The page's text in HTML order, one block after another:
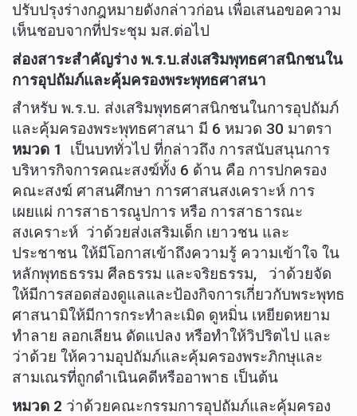
ปรับปรุงร่างกฎหมายดังกล่าวก่อน เพื่อเสนอขอความ
เห็นชอบจากที่ประชุม มส.ต่อไป
ส่องสาระสำคัญร่าง พ.ร.บ.ส่งเสริมพุทธศาสนิกชนใน
การอุปถัมภ์และคุ้มครองพระพุทธศาสนา
สำหรับ พ.ร.บ. ส่งเสริมพุทธศาสนิกชนในการอุปถัมภ์
และคุ้มครองพระพุทธศาสนา มี 6 หมวด 30 มาตรา
หมวด 1
เป็นบททั่วไป ที่กล่าวถึง การสนับสนุนการ
บริหารกิจการคณะสงฆ์ทั้ง 6 ด้าน คือ การปกครอง
คณะสงฆ์ ศาสนศึกษา การศาสนสงเคราะห์ การ
เผยแผ่ การสาธารณูปการ หรือ การสาธารณะ
สงเคราะห์ ว่าด้วยส่งเสริมเด็ก เยาวชน และ
ประชาชน ให้มีโอกาสเข้าถึงความรู้ ความเข้าใจ ใน
หลักพุทธธรรม ศีลธรรม และจริยธรรม, ว่าด้วยจัด
ให้มีการสอดส่องดูแลและป้องกิจการเกี่ยวกับพระพุทธ
ศาสนามิให้มีการกระทำละเมิด ดูหมิ่น เหยียดหยาม
ทำลาย ลอกเลียน ดัดแปลง หรือทำให้วิปริตไป และ
ว่าด้วย ให้ความอุปถัมภ์และคุ้มครองพระภิกษุและ
สามเณรที่ถูกดำเนินคดีหรืออาพาธ เป็นต้น
หมวด 2 ว่าด้วยคณะกรรมการอุปถัมภ์และคุ้มครอง